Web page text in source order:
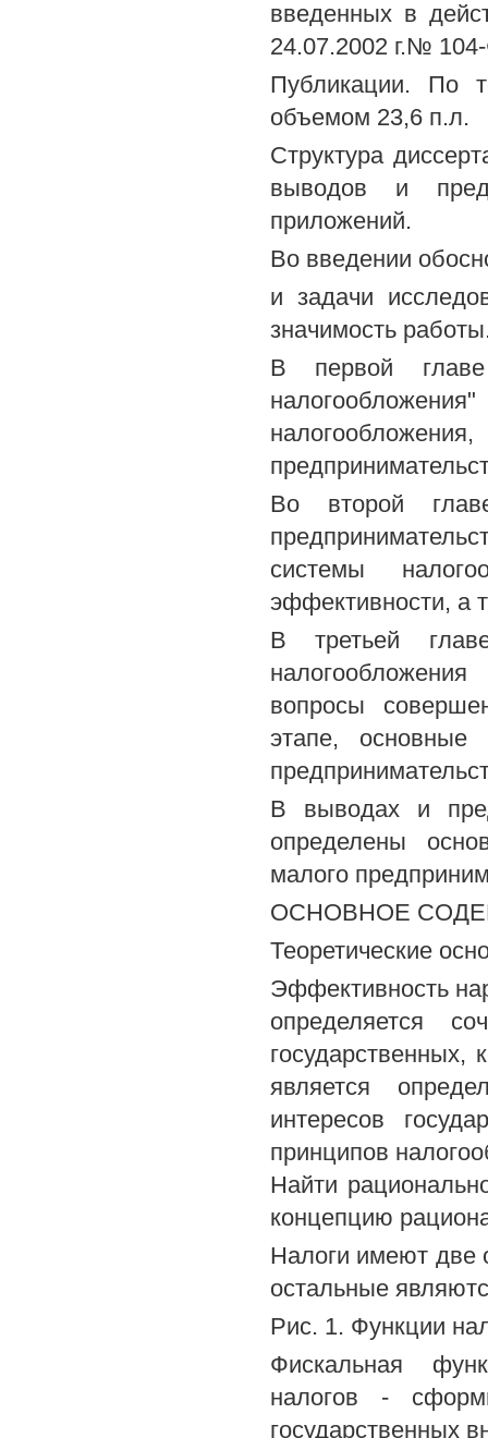
введенных в
24.07.2002 г.№
Публикации. По
объемом 23,6 п.л.
Структура
выводов и
приложений.
Во введении
и задачи
значимость
В первой главе
Во второй
системы
эффективности, а
В третьей
вопросы
этапе, основные
В выводах и
определены
малого
ОСНОВНОЕ
Теоретические
Эффективность
определяется
является
интересов
принципов
Найти
концепцию
Налоги имеют две
остальные
Рис. 1. Функции
Фискальная
налогов -
государственных